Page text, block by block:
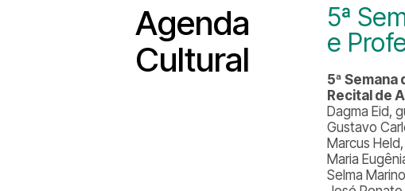
Agenda
Cultural
5ª
e
5ª
Recital de
Dagma Eid,
Gustavo
Marcus
Maria
Selma